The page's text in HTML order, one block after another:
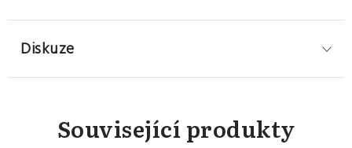
Diskuze
Související produkty